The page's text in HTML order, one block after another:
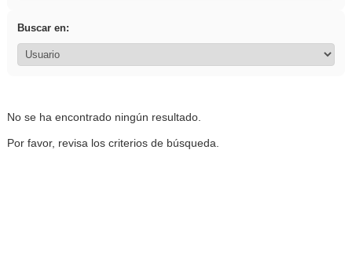
Buscar en:
No se ha encontrado ningún resultado.
Por favor, revisa los criterios de búsqueda.